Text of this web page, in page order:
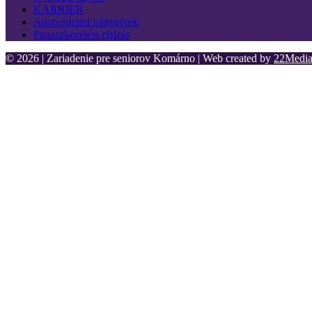
KARRIER
Adatvédelmi irányelvek
Panaszkezelési eljárás
© 2026 | Zariadenie pre seniorov Komárno | Web created by